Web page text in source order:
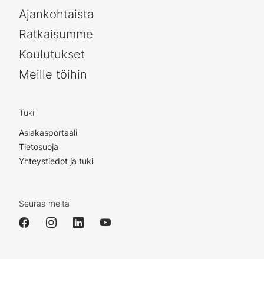
Ajankohtaista
Ratkaisumme
Koulutukset
Meille töihin
Tuki
Asiakasportaali
Tietosuoja
Yhteystiedot ja tuki
Seuraa meitä